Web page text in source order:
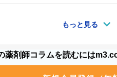
もっと見る
薬剤師コラムを読むには